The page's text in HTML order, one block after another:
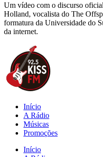
Um vídeo com o discurso
Holland, vocalista do The
formatura da Universidade do
da internet.
Início
A Rádio
Músicas
Promoções
Início